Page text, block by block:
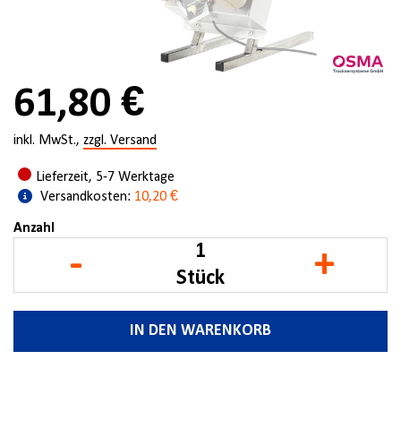
61,80 €
inkl. MwSt., zzgl. Versand
Lieferzeit, 5-7 Werktage
Versandkosten: 10,20 €
Anzahl
- Stück +
IN DEN WARENKORB